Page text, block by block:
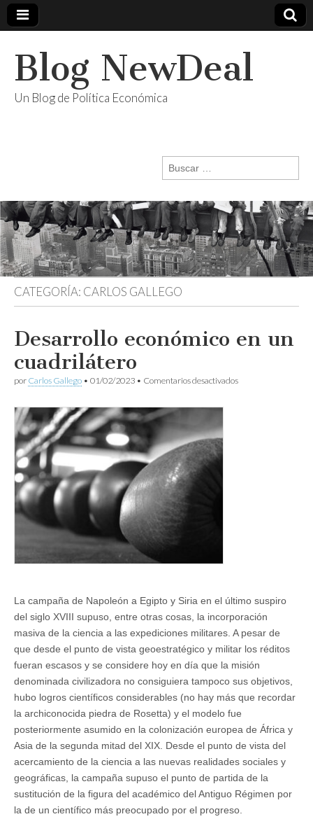
Blog NewDeal
Un Blog de Política Económica
Buscar:
CATEGORÍA: CARLOS GALLEGO
Desarrollo económico en un
cuadrilátero
por Carlos Gallego • 01/02/2023 • Comentarios desactivadosen
La campaña de Napoleón a Egipto y Siria en el último suspiro
del siglo XVIII supuso, entre otras cosas, la incorporación
masiva de la ciencia a las expediciones militares. A pesar de
que desde el punto de vista geoestratégico y militar los réditos
fueran escasos y se considere hoy en día que la misión
denominada civilizadora no consiguiera tampoco sus objetivos,
hubo logros científicos considerables (no hay más que recordar
la archiconocida piedra de Rosetta) y el modelo fue
posteriormente asumido en la colonización europea de África y
Asia de la segunda mitad del XIX. Desde el punto de vista del
acercamiento de la ciencia a las nuevas realidades sociales y
geográficas, la campaña supuso el punto de partida de la
sustitución de la figura del académico del Antiguo Régimen por
la de un científico más preocupado por el progreso.